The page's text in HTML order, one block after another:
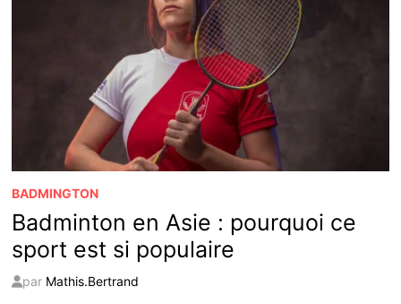
BADMINGTON
Badminton en Asie : pourquoi ce
sport est si populaire
par Mathis.Bertrand